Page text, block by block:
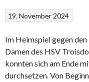
19. November 2024
Im Heimspiel gegen
Damen des HSV
konnten sich am Ende
durchsetzen. Von